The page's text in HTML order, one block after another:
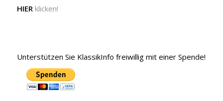
HIER klicken!
Unterstützen Sie KlassikInfo freiwillig mit einer Spende!